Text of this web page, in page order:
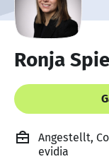
Ronja
Angestellt,
evidia